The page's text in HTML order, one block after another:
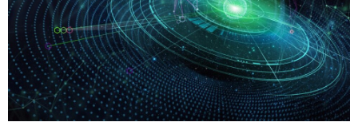
Dezenas de milhares de empresas em todo o mundo
confiam noApache Sparkpara processar conjuntos de